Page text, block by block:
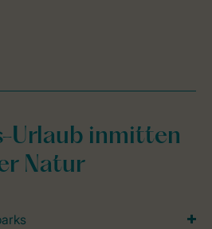
Urlaub inmitten
Natur